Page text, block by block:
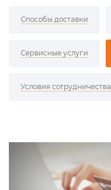
Способы доставки
Сервисные услуги
Условия сотрудничества